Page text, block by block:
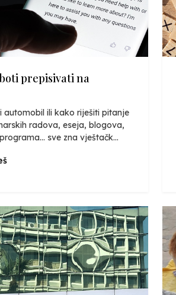
prepisivati na
automobil ili kako riješiti pitanje
radova, eseja, blogova,
sve zna vještačk...